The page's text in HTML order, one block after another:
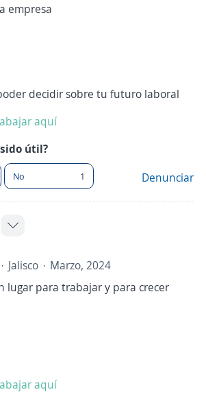
empresa
decidir sobre tu futuro laboral
aquí
útil?
No 1 Denunciar
Jalisco
Marzo, 2024
lugar para trabajar y para crecer
aquí